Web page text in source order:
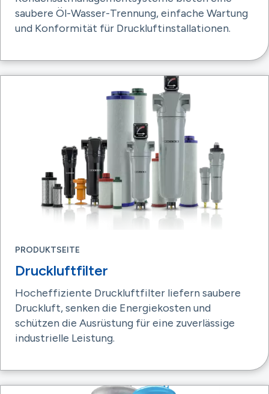
saubere Öl-Wasser-Trennung, einfache Wartung
und Konformität für Druckluftinstallationen.
PRODUKTSEITE
Druckluftfilter
Hocheffiziente Druckluftfilter liefern saubere
Druckluft, senken die Energiekosten und
schützen die Ausrüstung für eine zuverlässige
industrielle Leistung.